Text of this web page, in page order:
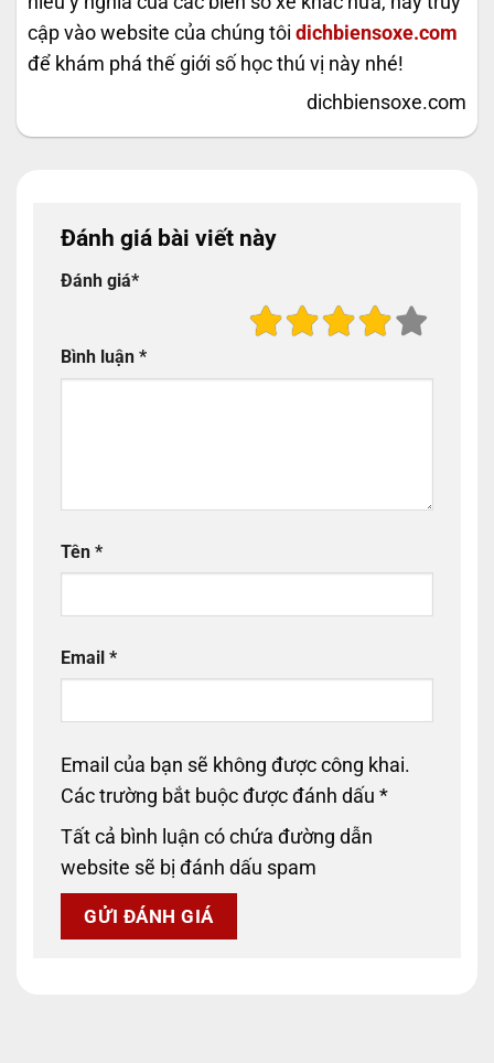
cập vào website của chúng tôi dichbiensoxe.com
để khám phá thế giới số học thú vị này nhé!
dichbiensoxe.com
Đánh giá bài viết này
Đánh giá*
Bình luận *
Tên *
Email *
Email của bạn sẽ không được công khai.
Các trường bắt buộc được đánh dấu *
Tất cả bình luận có chứa đường dẫn
website sẽ bị đánh dấu spam